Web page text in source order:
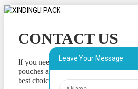
CONTACT US
If you need a reliable supplier for
pouches and sachets for your brand,
best choice. Contact us today for an
Leave Your Message